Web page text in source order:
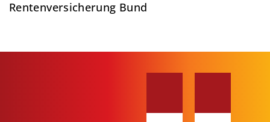
Rentenversicherung Bund